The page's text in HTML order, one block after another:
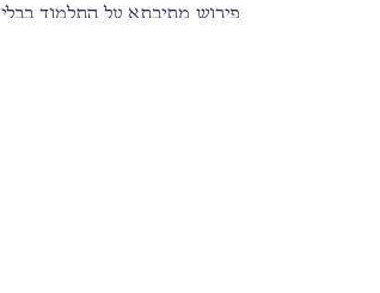
פירוש מתיבתא על התלמוד בבלי